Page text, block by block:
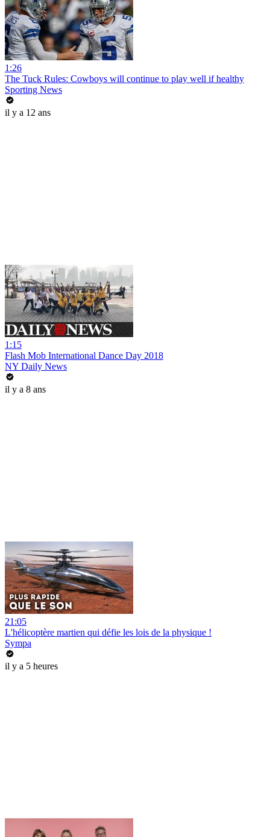
1:26
The Tuck Rules: Cowboys will continue to play well if healthy
Sporting News
il y a 12 ans
1:15
Flash Mob International Dance Day 2018
NY Daily News
il y a 8 ans
21:05
L'hélicoptère martien qui défie les lois de la physique !
Sympa
il y a 5 heures